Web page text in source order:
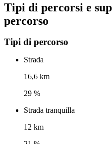
Tipi di percorsi e
percorso
Tipi di percorso
Strada
16,6 km
29 %
Strada tranquilla
12 km